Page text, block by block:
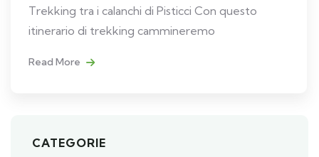
Trekking tra i calanchi di Pisticci Con questo
itinerario di trekking cammineremo
Read More
CATEGORIE